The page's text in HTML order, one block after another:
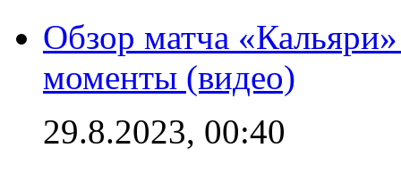
Обзор матча
моменты (видео)
29.8.2023, 00:40